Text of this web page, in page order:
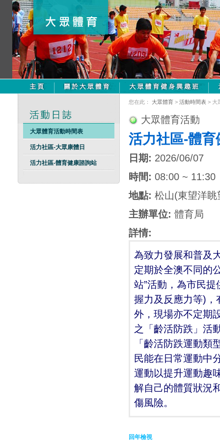
大眾體育活動時間表
活力社區-大眾康體日
活力社區-體育健康諮詢站
您在此： 大眾體育 > 活動時間表 > 大
大眾體育活動
活力社區-體育
日期: 2026/06/07
時間: 08:00 ~ 11:30
地點: 松山(東望洋眺
主辦單位: 體育局
詳情:
為致力發展和普及
定期於全澳不同的
站”活動，為市民
握力及反應力等)，
外，現場亦不定期
之「齡活防跌」活
「齡活防跌運動
民能在日常運動中
運動以提升運動趣
解自己的體質狀況
傷風險。
回年檢視